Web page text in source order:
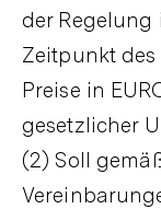
der Regelung
Zeitpunkt des
Preise in
gesetzlicher
(2) Soll